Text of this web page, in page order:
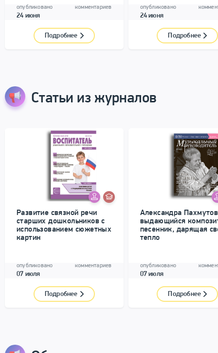
опубликовано
24 июня
комментариев
Подробнее
опубликовано
24 июня
Подробнее
Статьи из журналов
Развитие связной речи
старших дошкольников с
использованием сюжетных
картин
опубликовано
07 июля
комментариев
Подробнее
Александра
выдающийся
песенник, дарящая
тепло
опубликовано
07 июля
Подробнее